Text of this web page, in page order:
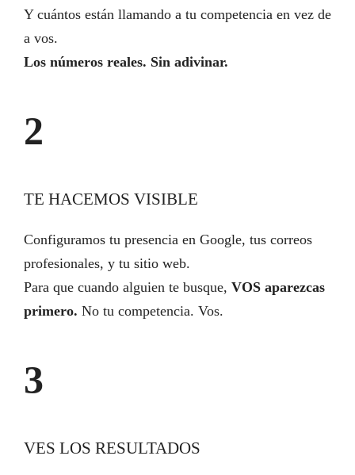
Y cuántos están llamando a tu competencia en vez de
a vos.
Los números reales. Sin adivinar.
2
TE HACEMOS VISIBLE
Configuramos tu presencia en Google, tus correos
profesionales, y tu sitio web.
Para que cuando alguien te busque, VOS aparezcas
primero. No tu competencia. Vos.
3
VES LOS RESULTADOS